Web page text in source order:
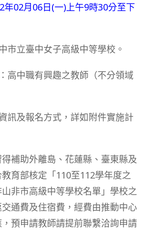
年02月06日(一)上午9時30分至下
市立臺中女子高級中等學校。
高中職有興趣之教師（不分領域
訊及報名方式，詳如附件實施計
補助外離島、花蓮縣、臺東縣及
育部核定「110至112學年度之
非市高級中等學校名單」學校之
通費及住宿費，經費由推動中心
預申請教師請提前聯繫洽詢申請